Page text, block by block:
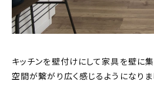
キッチンを壁付けにして家具を壁に
空間が繋がり広く感じるようになりま